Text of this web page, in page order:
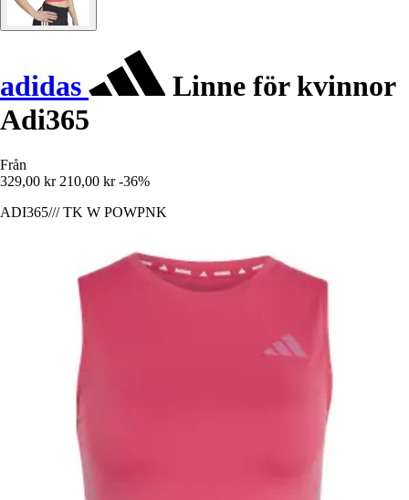
adidas
Linne för kvinnor
Adi365
Från
329,00 kr 210,00 kr -36%
ADI365/// TK W POWPNK